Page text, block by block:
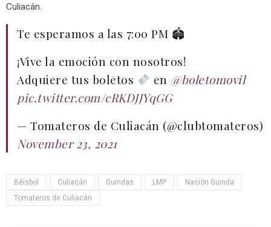
Culiacán.
Te esperamos a las 7:00 PM 🏟
¡Vive la emoción con nosotros!
Adquiere tus boletos
en @boletomovil
pic.twitter.com/cRKDJJYqGG
— Tomateros de Culiacán (@clubtomateros)
November 23, 2021
Béisbol Culiacán Guindas LMP
Nación Guinda
Tomateros de Culiacán